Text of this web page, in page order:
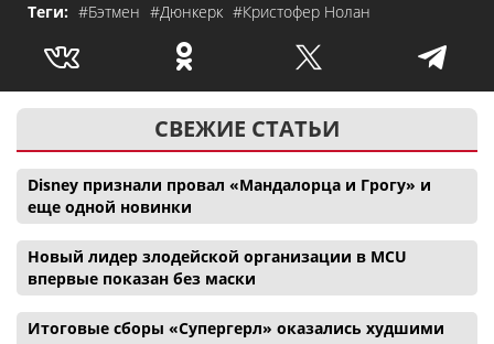
Теги: #Бэтмен #Дюнкерк #Кристофер Нолан
СВЕЖИЕ СТАТЬИ
Disney признали провал «Мандалорца и Грогу» и
еще одной новинки
Новый лидер злодейской организации в MCU
впервые показан без маски
Итоговые сборы «Супергерл» оказались худшими